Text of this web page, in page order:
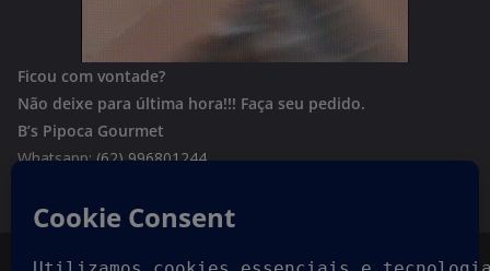
Ficou com vontade?
Não deixe para última hora!!! Faça seu pedido.
B’s Pipoca Gourmet
Whatsapp:(62) 996801244